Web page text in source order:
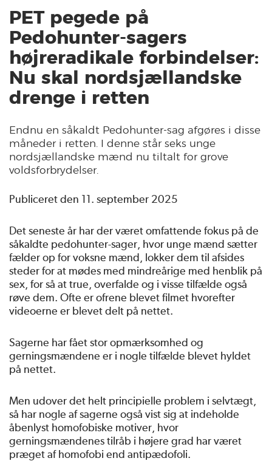
PET pegede på
Pedohunter-sagers
højreradikale forbindelser:
Nu skal nordsjællandske
drenge i retten
Endnu en såkaldt Pedohunter-sag afgøres i disse
måneder i retten. I denne står seks unge
nordsjællandske mænd nu tiltalt for grove
voldsforbrydelser.
Publiceret den 11. september 2025
Det seneste år har der været omfattende fokus på de
såkaldte pedohunter-sager, hvor unge mænd sætter
fælder op for voksne mænd, lokker dem til afsides
steder for at mødes med mindreårige med henblik på
sex, for så at true, overfalde og i visse tilfælde også
røve dem. Ofte er ofrene blevet filmet hvorefter
videoerne er blevet delt på nettet.
Sagerne har fået stor opmærksomhed og
gerningsmændene er i nogle tilfælde blevet hyldet
på nettet.
Men udover det helt principielle problem i selvtægt,
så har nogle af sagerne også vist sig at indeholde
åbenlyst homofobiske motiver, hvor
gerningsmændenes tilråb i højere grad har været
præget af homofobi end antipædofoli.